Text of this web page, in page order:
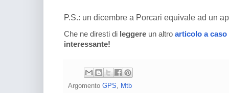
P.S.: un dicembre a Porcari equivale ad un
Che ne diresti di leggere un altro articolo a caso
interessante!
Argomento GPS Mtb